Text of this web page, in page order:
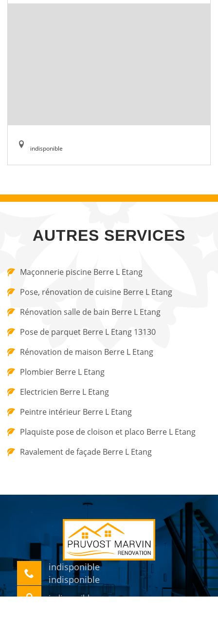
indisponible
AUTRES SERVICES
Maçonnerie piscine Berre L Etang
Pose, rénovation de cuisine Berre L Etang
Rénovation salle de bain Berre L Etang
Pose de parquet Berre L Etang 13130
Rénovation de maison Berre L Etang
Plombier Berre L Etang
Electricien Berre L Etang
Peintre intérieur Berre L Etang
Plaquiste pose de cloison et placo Berre L Etang
Ravalement de façade Berre L Etang
indisponible
indisponible
indisponible